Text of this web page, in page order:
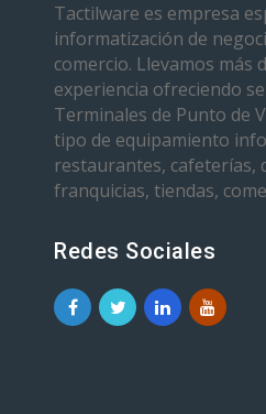
Tactilware es empresa
informatización de
comercio. Llevamos más
experiencia ofreciendo
Terminales de Punto de
tipo de equipamiento
restaurantes, cafeterías,
franquicias, tiendas,
Redes Sociales